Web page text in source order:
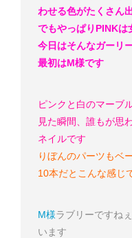
わせる色がたくさん
でもやっぱりPINKは
今日はそんなガーリ
最初はM様です
ピンクと白のマーブ
見た瞬間、誰もが思
ネイルです
りぼんのパーツもベ
10本だとこんな感じ
M様ラブリーですねぇ
います